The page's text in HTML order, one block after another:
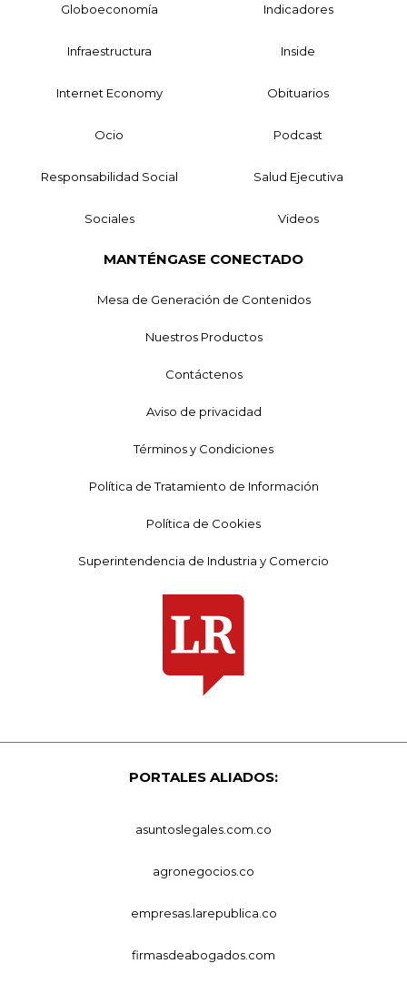
Globoeconomía Indicadores
Infraestructura Inside
Internet Economy Obituarios
Ocio Podcast
Responsabilidad Social Salud Ejecutiva
Sociales Videos
MANTÉNGASE CONECTADO
Mesa de Generación de Contenidos
Nuestros Productos
Contáctenos
Aviso de privacidad
Términos y Condiciones
Política de Tratamiento de Información
Política de Cookies
Superintendencia de Industria y Comercio
PORTALES ALIADOS:
asuntoslegales.com.co
agronegocios.co
empresas.larepublica.co
firmasdeabogados.com